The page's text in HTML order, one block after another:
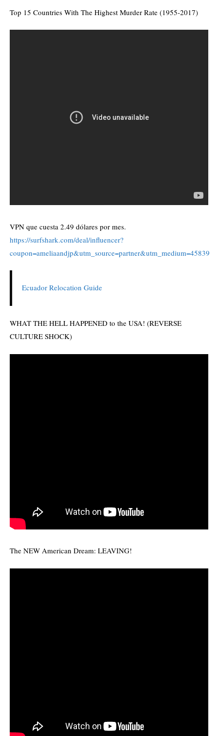
Top 15 Countries With The Highest Murder Rate (1955-2017)
VPN que cuesta 2.49 dólares por mes.
https://surfshark.com/deal/influencer?
coupon=ameliaandjp&utm_source=partner&utm_medium=45839
Ecuador Relocation Guide
WHAT THE HELL HAPPENED to the USA! (REVERSE
CULTURE SHOCK)
The NEW American Dream: LEAVING!